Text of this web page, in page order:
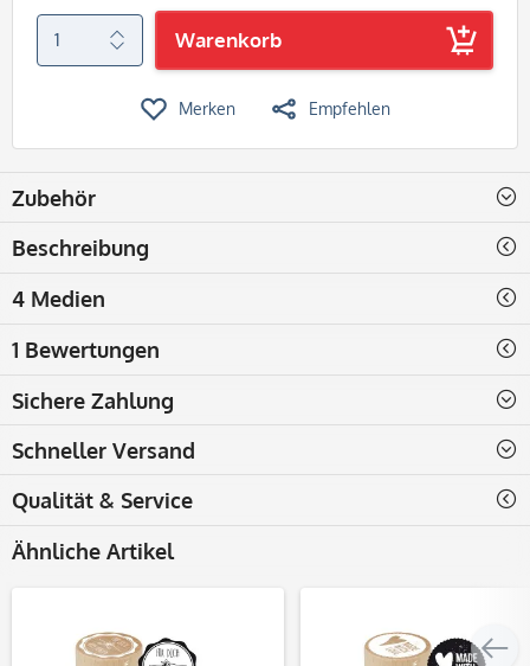
Warenkorb
Merken Empfehlen
Zubehör
Beschreibung
4 Medien
1 Bewertungen
Sichere Zahlung
Schneller Versand
Qualität & Service
Ähnliche Artikel